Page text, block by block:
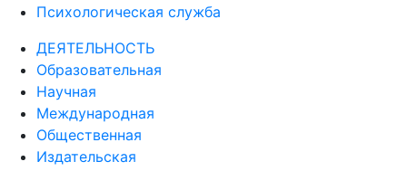
Психологическая служба
ДЕЯТЕЛЬНОСТЬ
Образовательная
Научная
Международная
Общественная
Издательская